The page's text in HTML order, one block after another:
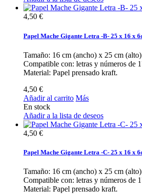
4,50 €
Papel Mache Gigante Letra -B- 25 x 16 x
Tamaño: 16 cm (ancho) x 25 cm
Compatible con: letras y números de
Material: Papel prensado kraft.
4,50 €
Añadir al carrito Más
En stock
Añadir a la lista de deseos
4,50 €
Papel Mache Gigante Letra -C- 25 x 16 x
Tamaño: 16 cm (ancho) x 25 cm
Compatible con: letras y números de
Material: Papel prensado kraft.